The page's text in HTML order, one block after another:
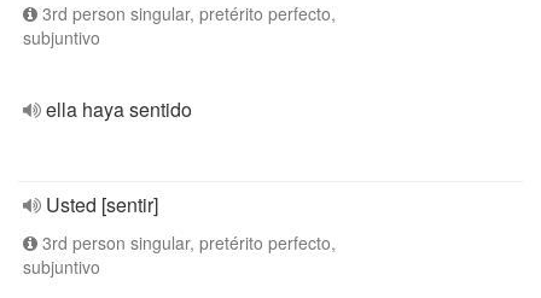
3rd person singular, pretérito perfecto,
subjuntivo
ella haya sentido
Usted [sentir]
3rd person singular, pretérito perfecto,
subjuntivo